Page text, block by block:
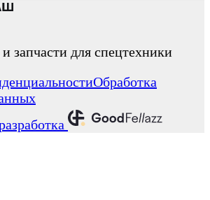
запчасти для спецтехники
Обработка